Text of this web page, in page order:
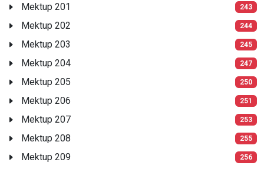
Mektup 201 243
Mektup 202 244
Mektup 203 245
Mektup 204 247
Mektup 205 250
Mektup 206 251
Mektup 207 253
Mektup 208 255
Mektup 209 256